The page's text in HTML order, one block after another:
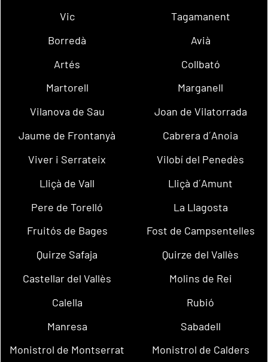
Vic
Tagamanent
Borredà
Avià
Artés
Collbató
Martorell
Marganell
Vilanova de Sau
Joan de Vilatorrada
Jaume de Frontanyà
Cabrera d´Anoia
Viver i Serrateix
Vilobí del Penedès
Lliçà de Vall
Lliçà d´Amunt
Pere de Torelló
La Llagosta
Fruitós de Bages
Fost de Campsentelles
Quirze Safaja
Quirze del Vallès
Castellar del Vallès
Molins de Rei
Calella
Rubió
Manresa
Sabadell
Monistrol de Montserrat
Monistrol de Calders